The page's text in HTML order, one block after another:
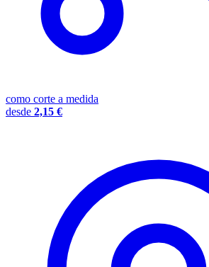
como corte a medida
desde 2,15 €